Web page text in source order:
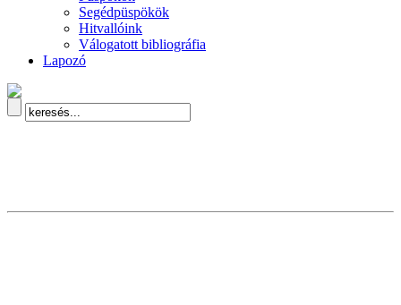
Segédpüspökök
Hitvallóink
Válogatott bibliográfia
Lapozó